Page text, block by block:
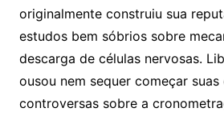
originalmente construiu sua
estudos bem sóbrios sobre
descarga de células nervosas.
ousou nem sequer começar
controversas sobre a